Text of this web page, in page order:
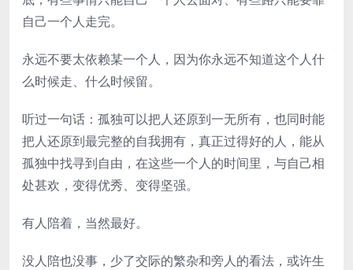
自己一个人走完。
永远不要太依赖某一个人，因为你永远不知道这个人什
么时候走、什么时候留。
听过一句话：孤独可以把人还原到一无所有，也同时能
把人还原到最完整的自我拥有，真正过得好的人，能从
孤独中找寻到自由，在这些一个人的时间里，与自己相
处甚欢，变得优秀、变得坚强。
有人陪着，当然最好。
没人陪也没事，少了交际的繁杂和旁人的看法，或许生